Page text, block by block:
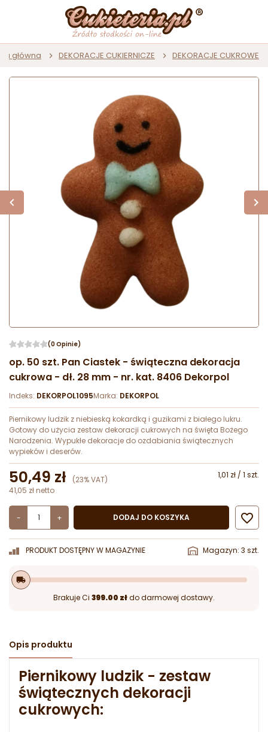
główna DEKORACJE CUKIERNICZE DEKORACJE CUKROWE
(0 Opinie)
op. 50 szt. Pan Ciastek - świąteczna dekoracja
cukrowa - dł. 28 mm - nr. kat. 8406 Dekorpol
Indeks: DEKORPOL1095Marka: DEKORPOL
Piernikowy ludzik z niebieską kokardką i guzikami z białego lukru.
Gotowy do użycia zestaw dekoracji cukrowych na święta Bożego
Narodzenia. Wypukłe dekoracje do ozdabiania świątecznych
wypieków i deserów.
50,49 zł (23% VAT)
1,01 zł / 1 szt.
41,05 zł netto
- + DODAJ DO KOSZYKA 
PRODUKT DOSTĘPNY W MAGAZYNIE Magazyn: 3 szt.
local_shipping
Brakuje Ci 399.00 złdo darmowej dostawy.
Opis produktu
Piernikowy ludzik - zestaw
świątecznych dekoracji
cukrowych: